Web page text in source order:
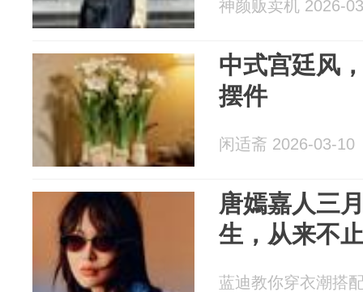
神颜贩卖机 2026-
中式宫廷风
摆件
闲适斋 2026-03-10
唐嫣嘉人三
生，从来不
蓝迪教你穿衣潮搭